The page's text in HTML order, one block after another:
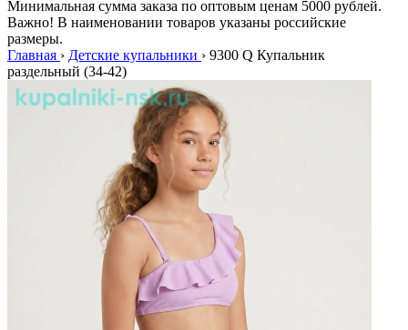
Минимальная сумма заказа по оптовым ценам 5000 рублей.
Важно! В наименовании товаров указаны российские
размеры.
Главная › Детские купальники › 9300 Q Купальник
раздельный (34-42)